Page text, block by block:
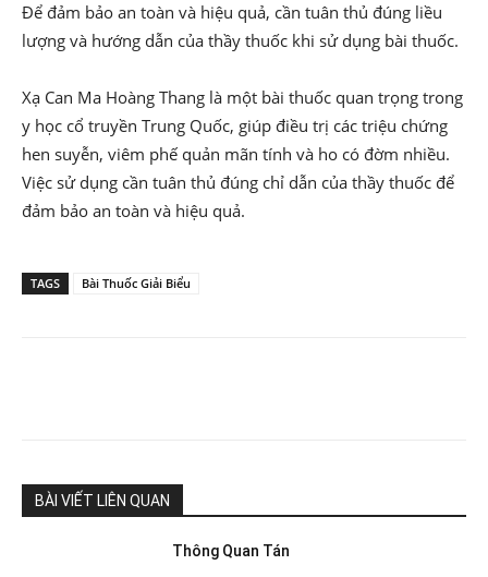
Để đảm bảo an toàn và hiệu quả, cần tuân thủ đúng liều
lượng và hướng dẫn của thầy thuốc khi sử dụng bài thuốc.
Xạ Can Ma Hoàng Thang là một bài thuốc quan trọng trong
y học cổ truyền Trung Quốc, giúp điều trị các triệu chứng
hen suyễn, viêm phế quản mãn tính và ho có đờm nhiều.
Việc sử dụng cần tuân thủ đúng chỉ dẫn của thầy thuốc để
đảm bảo an toàn và hiệu quả.
TAGS Bài Thuốc Giải Biểu
BÀI VIẾT LIÊN QUAN
Thông Quan Tán